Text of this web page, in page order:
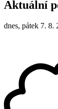
Aktuální
dnes, pátek 7. 8.